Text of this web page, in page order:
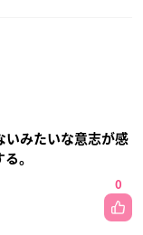
いみたいな意志が感
。
0